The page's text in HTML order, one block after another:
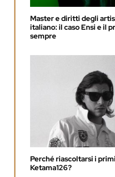
Master e diritti degli
italiano: il caso Ensi e il
sempre
Perché riascoltarsi i
Ketama126?